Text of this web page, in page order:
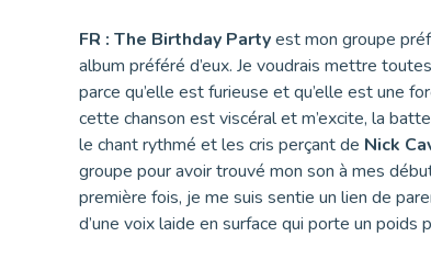
FR : The Birthday Partyest mon groupe
album préféré d’eux. Je voudrais mettre
parce qu’elle est furieuse et qu’elle est une
cette chanson est viscéral et m’excite, la
le chant rythmé et les cris perçant de Nick
groupe pour avoir trouvé mon son à mes
première fois, je me suis sentie un lien de
d’une voix laide en surface qui porte un